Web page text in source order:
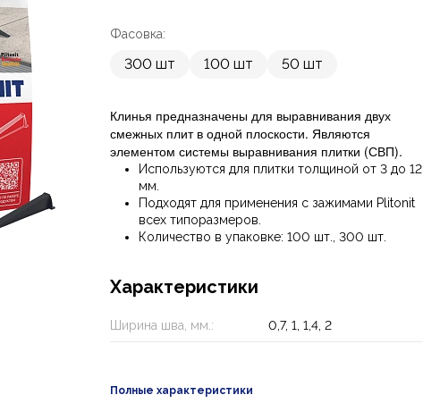
Фасовка:
300 шт 100 шт 50 шт
Клинья предназначены для выравнивания двух
смежных плит в одной плоскости. Являются
элементом системы выравнивания плитки (СВП).
Используются для плитки толщиной от 3 до 12
мм.
Подходят для применения с зажимами Plitonit
всех типоразмеров.
Количество в упаковке: 100 шт., 300 шт.
Характеристики
Ширина шва, мм.: 0,7, 1, 1,4, 2
Полные характеристики